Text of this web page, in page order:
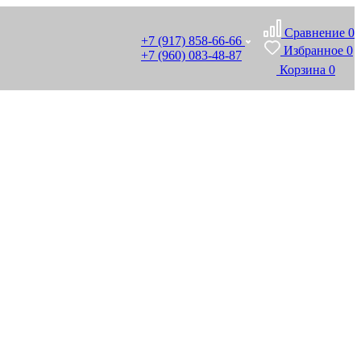
+7 (917) 858-66-66
+7 (960) 083-48-87
Сравнение 0
Избранное 0
Корзина 0